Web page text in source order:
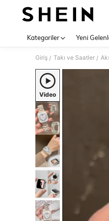
Kategoriler Yeni
Giriş / Takı ve Saatler /
Video